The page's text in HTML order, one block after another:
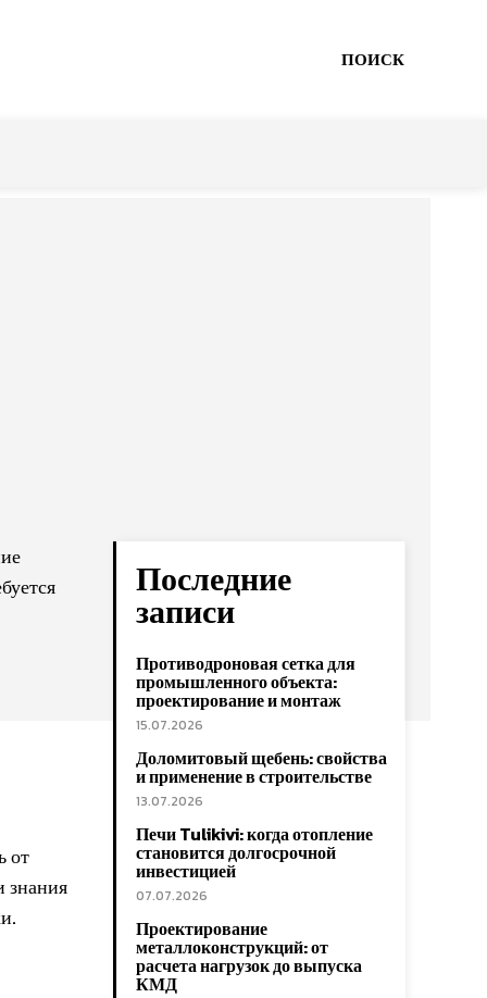
ПОИСК
от
знания
Последние
записи
Противодроновая сетка для
промышленного объекта:
проектирование и монтаж
15.07.2026
Доломитовый щебень: свойства
и применение в строительстве
13.07.2026
Печи Tulikivi: когда отопление
становится долгосрочной
инвестицией
07.07.2026
Проектирование
металлоконструкций: от
расчета нагрузок до выпуска
КМД